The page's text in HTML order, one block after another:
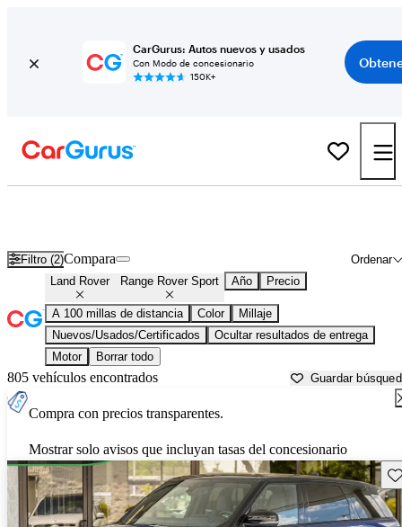
CarGurus: Autos nuevos y usados
Con Modo de concesionario
150K+
Filtro (2) Ordenar
Compara
Land Rover Range Rover Sport Año Precio
A 100 millas de distancia Color
Millaje
Nuevos/Usados/Certificados
Ocultar resultados de entrega
Motor
Borrar todo
805 vehículos encontrados Guardar
Compra con precios transparentes.
Mostrar solo avisos que incluyan tasas del concesionario